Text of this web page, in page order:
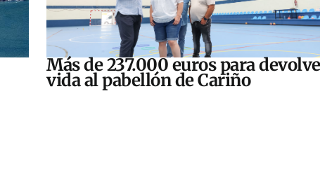
Más de 237.000 euros para
vida al pabellón de Cariño